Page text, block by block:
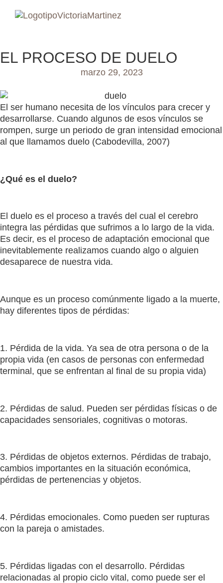
EL PROCESO DE DUELO
marzo 29, 2023
El ser humano necesita de los vínculos para crecer y
desarrollarse. Cuando algunos de esos vínculos se
rompen, surge un periodo de gran intensidad emocional
al que llamamos duelo (Cabodevilla, 2007)
¿Qué es el duelo?
El duelo es el proceso a través del cual el cerebro
integra las pérdidas que sufrimos a lo largo de la vida.
Es decir, es el proceso de adaptación emocional que
inevitablemente realizamos cuando algo o alguien
desaparece de nuestra vida.
Aunque es un proceso comúnmente ligado a la muerte,
hay diferentes tipos de pérdidas:
1. Pérdida de la vida. Ya sea de otra persona o de la
propia vida (en casos de personas con enfermedad
terminal, que se enfrentan al final de su propia vida)
2. Pérdidas de salud. Pueden ser pérdidas físicas o de
capacidades sensoriales, cognitivas o motoras.
3. Pérdidas de objetos externos. Pérdidas de trabajo,
cambios importantes en la situación económica,
pérdidas de pertenencias y objetos.
4. Pérdidas emocionales. Como pueden ser rupturas
con la pareja o amistades.
5. Pérdidas ligadas con el desarrollo. Pérdidas
relacionadas al propio ciclo vital, como puede ser el